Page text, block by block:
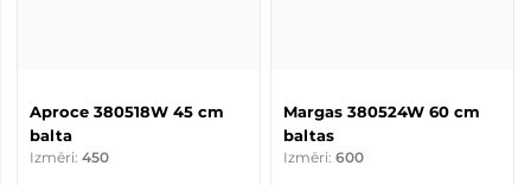
Aproce 380518W 45 cm
balta
Izmēri: 450
Margas 380524W 60 cm
baltas
Izmēri: 600